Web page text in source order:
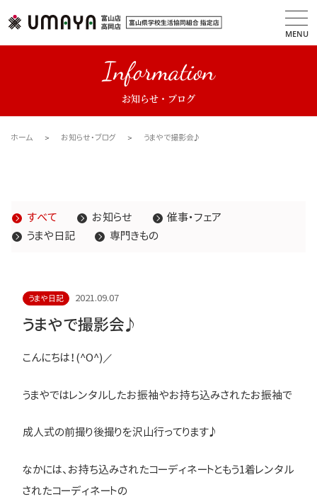
MENU
Information
お知らせ・ブログ
ホーム お知らせ・ブログ うまやで撮影会♪
すべて お知らせ
催事・フェア
うまや日記
専門きもの
うまや日記 2021.09.07
うまやで撮影会♪
こんにちは！(^O^)／
うまやではレンタルしたお振袖やお持ち込みされたお振袖で
成人式の前撮り後撮りを沢山行ってります♪
なかには、お持ち込みされたコーディネートともう1着レンタル
されたコーディネートの